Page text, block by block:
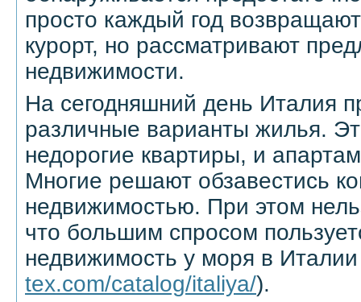
просто каждый год
курорт, но рассматривают
недвижимости.
На сегодняшний день Италия
различные варианты жилья.
недорогие квартиры, и
Многие решают обзавестись
недвижимостью. При этом
что большим спросом
недвижимость у моря в
tex.com/catalog/italiya/).